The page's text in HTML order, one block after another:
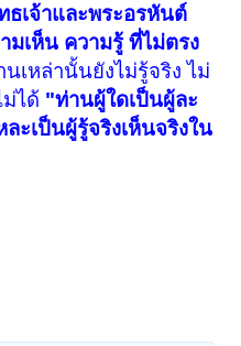
เจ้าและพระอรหันต์
มเห็น ความรู้ ที่ไม่ตรง
นเหล่านั้นยังไม่รู้จริง ไม่
ม่ได้ "ท่านผู้ใดเป็นผู้ละ
ะเป็นผู้รู้จริงเห็นจริงใน